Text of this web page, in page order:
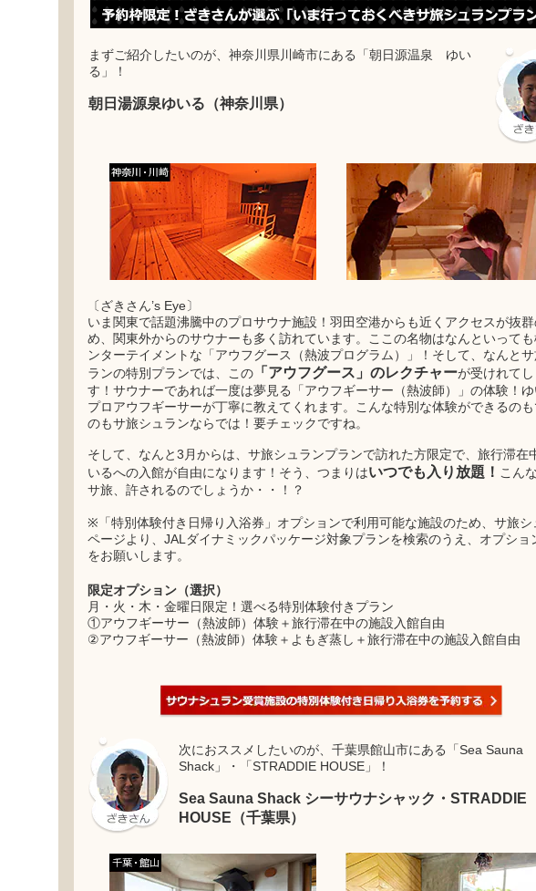
まずご紹介したいのが、神奈川県川崎市にある「朝日源温泉 ゆい
る」！
朝日湯源泉ゆいる（神奈川県）
〔ざきさん’s Eye〕
いま関東で話題沸騰中のプロサウナ施設！羽田空港からも近くアクセスが抜
め、関東外からのサウナーも多く訪れています。ここの名物はなんといって
ンターテイメントな「アウフグース（熱波プログラム）」！そして、なんと
ランの特別プランでは、この「アウフグース」のレクチャーが受けれて
す！サウナーであれば一度は夢見る「アウフギーサー（熱波師）」の体験！
プロアウフギーサーが丁寧に教えてくれます。こんな特別な体験ができるの
のもサ旅シュランならでは！要チェックですね。
そして、なんと3月からは、サ旅シュランプランで訪れた方限定で、旅行滞在
いるへの入館が自由になります！そう、つまりはいつでも入り放題！ こん
サ旅、許されるのでしょうか・・！？
※「特別体験付き日帰り入浴券」オプションで利用可能な施設のため、サ旅シ
ページより、JALダイナミックパッケージ対象プランを検索のうえ、オプショ
をお願いします。
限定オプション（選択）
月・火・木・金曜日限定！選べる特別体験付きプラン
①アウフギーサー（熱波師）体験＋旅行滞在中の施設入館自由
②アウフギーサー（熱波師）体験＋よもぎ蒸し＋旅行滞在中の施設入館自由
次におススメしたいのが、千葉県館山市にある「Sea Sauna
Shack」・「STRADDIE HOUSE」！
Sea Sauna Shack シーサウナシャック・STRADDIE
HOUSE（千葉県）